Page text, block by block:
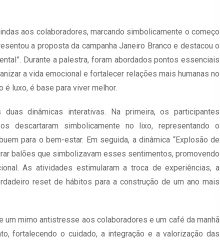
aos colaboradores, marcando simbolicamente o começo
a proposta da campanha Janeiro Branco e destacou o
Durante a palestra, foram abordados pontos essenciais
a vida emocional e fortalecer relações mais humanas no
é luxo, é base para viver melhor.
dinâmicas interativas. Na primeira, os participantes
descartaram simbolicamente no lixo, representando o
para o bem-estar. Em seguida, a dinâmica “Explosão de
balões que simbolizavam esses sentimentos, promovendo
As atividades estimularam a troca de experiências, a
reset de hábitos para a construção de um ano mais
um mimo antistresse aos colaboradores e um café da manhã
fortalecendo o cuidado, a integração e a valorização das